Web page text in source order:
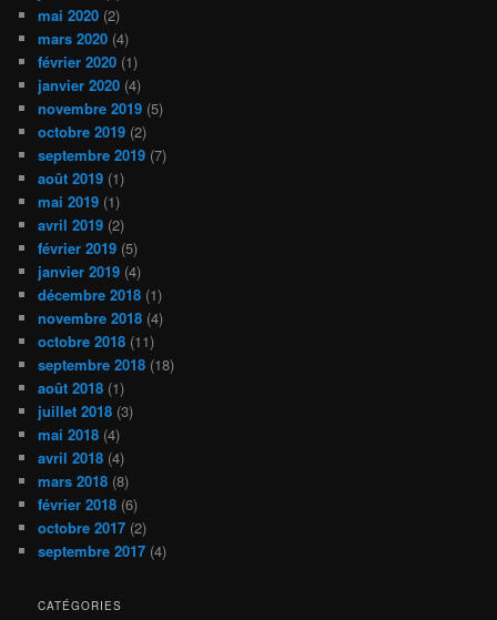
mai 2020 (2)
mars 2020 (4)
février 2020 (1)
janvier 2020 (4)
novembre 2019 (5)
octobre 2019 (2)
septembre 2019 (7)
août 2019 (1)
mai 2019 (1)
avril 2019 (2)
février 2019 (5)
janvier 2019 (4)
décembre 2018 (1)
novembre 2018 (4)
octobre 2018 (11)
septembre 2018 (18)
août 2018 (1)
juillet 2018 (3)
mai 2018 (4)
avril 2018 (4)
mars 2018 (8)
février 2018 (6)
octobre 2017 (2)
septembre 2017 (4)
CATÉGORIES